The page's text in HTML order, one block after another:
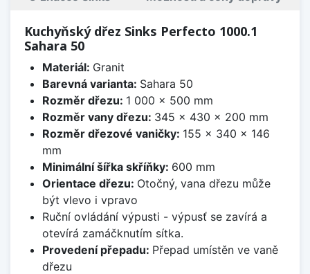
Kuchyňský dřez Sinks Perfecto 1000.1
Sahara 50
Materiál: Granit
Barevná varianta: Sahara 50
Rozměr dřezu: 1 000 x 500 mm
Rozměr vany dřezu: 345 x 430 x 200 mm
Rozměr dřezové vaničky: 155 x 340 x 146
mm
Minimální šířka skříňky: 600 mm
Orientace dřezu: Otočný, vana dřezu může
být vlevo i vpravo
Ruční ovládání výpusti - výpusť se zavírá a
otevírá zamáčknutím sítka.
Provedení přepadu: Přepad umístěn ve vaně
dřezu